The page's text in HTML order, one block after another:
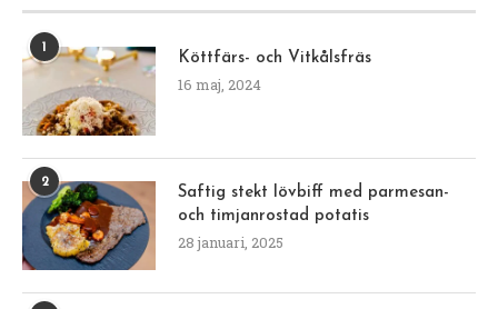
Köttfärs- och Vitkålsfräs
16 maj, 2024
2
Saftig stekt lövbiff med parmesan-
och timjanrostad potatis
28 januari, 2025